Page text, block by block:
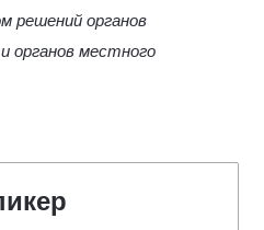
решений органов
органов местного